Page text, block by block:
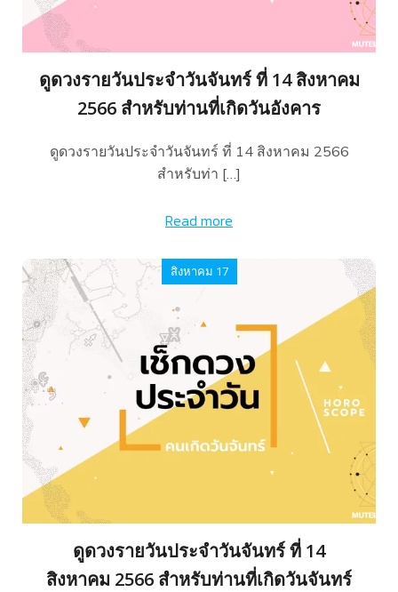
ดูดวงรายวันประจำวันจันทร์ ที่ 14 สิงหาคม
2566 สำหรับท่านที่เกิดวันอังคาร
ดูดวงรายวันประจำวันจันทร์ ที่ 14 สิงหาคม 2566
สำหรับท่า […]
Read more
สิงหาคม 17
ดูดวงรายวันประจำวันจันทร์ ที่ 14
สิงหาคม 2566 สำหรับท่านที่เกิดวันจันทร์